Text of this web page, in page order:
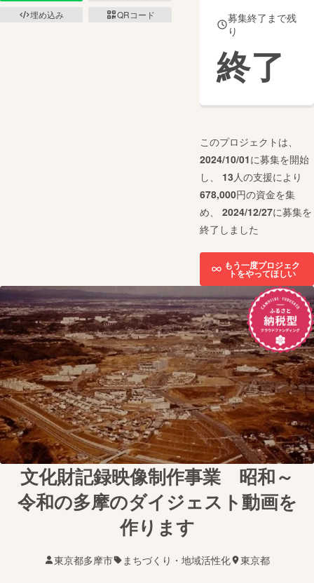
埋め込み
QRコード
募集終了まで残
り
終了
このプロジェクトは、
2024/10/01に募集を開始
し、 13人の支援により
678,000円の資金を集
め、 2024/12/27に募集を
終了しました
もう一度プロジェク
トをやってほしい
文化財記録映像制作事業 昭和～
令和の多摩のダイジェスト動画を
作ります
東京都多摩市 まちづくり・地域活性化 東京都